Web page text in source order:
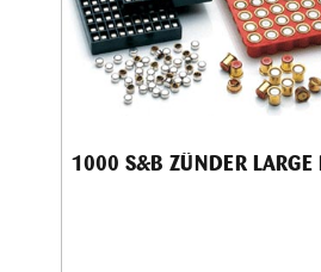
1000 S&B ZÜNDER LARGE